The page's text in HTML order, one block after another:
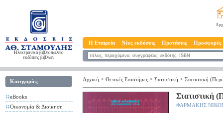
Ηλεκτρονικό βιβλιοπωλείο
εκδόσεις βιβλίων
Η Εταιρεία Νέες εκδόσεις Προτάσεις Προσφορές
Κατηγορίες
eBooks
Οικονομία & Διοίκηση
Αρχική > Θετικές Επιστήμες > Στατιστική > Στατιστική
Στατιστική
ΦΑΡΜΑΚΗΣ